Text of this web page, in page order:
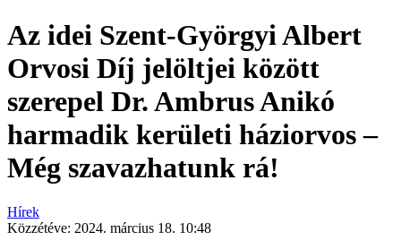
Az idei Szent-Györgyi Albert
Orvosi Díj jelöltjei között
szerepel Dr. Ambrus Anikó
harmadik kerületi háziorvos –
Még szavazhatunk rá!
Hírek
Közzétéve: 2024. március 18. 10:48